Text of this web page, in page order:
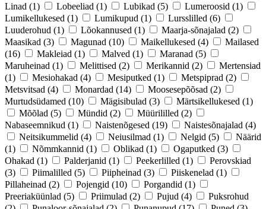
Linad (1) Lobeeliad (1) Lubikad (5) Lumeroosid (1)
Lumikellukesed (1) Lumikupud (1) Lursslilled (6)
Luuderohud (1) Lõokannused (1) Maarja-sõnajalad (2)
Maasikad (3) Magunad (10) Maikellukesed (4)
Mailased
(16)
Makleiad (1) Malved (1) Maranad (5)
Maruheinad (1) Melittised (2) Merikannid (2)
Mertensiad
(1)
Mesiohakad (4) Mesiputked (1) Metspiprad (2)
Metsvitsad (4) Monardad (14) Moosesepõõsad (2)
Murtudsüdamed (10) Mägisibulad (3) Märtsikellukesed (1)
Mõõlad (5) Mündid (2) Müürililled (2)
Nabaseemnikud (1) Naistenõgesed (19) Naistesõnajalad (4)
Neitsikummelid (4) Neiusilmad (1) Nelgid (5)
Näärid
(1)
Nõmmkannid (1) Oblikad (1) Ogaputked (3)
Ohakad (1) Palderjanid (1) Peekerlilled (1)
Perovskiad
(3)
Piimalilled (5) Piipheinad (3) Piiskenelad (1)
Pillaheinad (2) Pojengid (10) Porgandid (1)
Preeriaküünlad (5) Priimulad (2) Pujud (4)
Puksrohud